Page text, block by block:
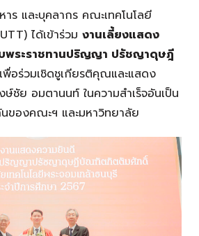
ละบุคลากร คณะเทคโนโลยี
ได้เข้าร่วม งานเลี้ยงแสดง
พระราชทานปริญญา ปรัชญาดุษฎี
เพื่อร่วมเชิดชูเกียรติคุณและแสดง
ย อมตานนท์ ในความสำเร็จอันเป็น
ของคณะฯ และมหาวิทยาลัย